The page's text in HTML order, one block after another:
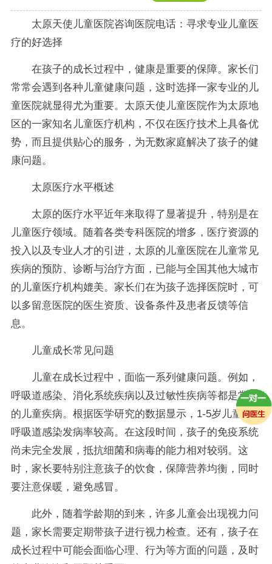
太原天使儿童医院咨询医院电话：寻求专业儿童医
疗的好选择
在孩子的成长过程中，健康是重要的保障。家长们
常常会遇到各种儿童健康问题，这时选择一家专业的儿
童医院就显得尤为重要。太原天使儿童医院作为太原地
区的一家知名儿童医疗机构，不仅在医疗技术上具备优
势，而且提供贴心的服务，为无数家庭解决了孩子的健
康问题。
太原医疗水平概述
太原的医疗水平近年来取得了显著提升，特别是在
儿童医疗领域。随着各类专科医院的增多，医疗资源的
投入以及专业人才的引进，太原的儿童医院在儿童常见
疾病的预防、诊断与治疗方面，已能与全国其他大城市
的儿童医疗机构媲美。家长们在为孩子选择医院时，可
以多留意医院的医生资质、设备条件及患者反馈等信
息。
儿童成长常见问题
儿童在成长过程中，面临一系列健康问题。例如，
呼吸道感染、消化系统疾病以及过敏性疾病等都是常见
的儿童疾病。根据医学研究的数据显示，1-5岁儿童的
呼吸道感染发病率较高。在这段时间，孩子的免疫系统
尚未完全发展，抵抗细菌和病毒的能力相对较弱。这
时，家长要特别注意孩子的饮食，保障营养均衡，同时
要注意保暖，避免感冒。
此外，随着学龄期的到来，许多儿童会出现视力问
题，家长需要定期带孩子进行视力检查。还有，孩子在
成长过程中可能会面临心理、行为等方面的问题，及时